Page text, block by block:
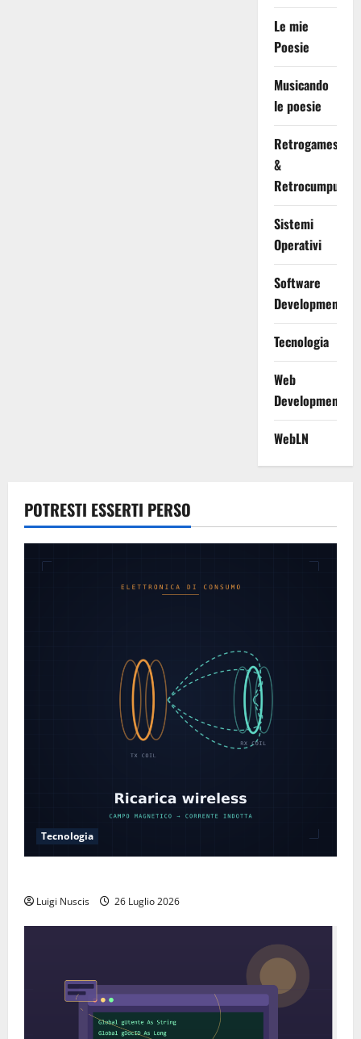
Le mie
Poesie
Musicando
le poesie
Retrogames
&
Retrocumputing
Sistemi
Operativi
Software
Development
Tecnologia
Web
Development
WebLN
POTRESTI ESSERTI PERSO
Tecnologia
Luigi Nuscis 26 Luglio 2026